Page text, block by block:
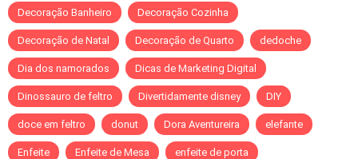
Decoração Banheiro Decoração Cozinha
Decoração de Natal Decoração de Quarto dedoche
Dia dos namorados Dicas de Marketing Digital
Dinossauro de feltro Divertidamente disney DIY
doce em feltro donut Dora Aventureira elefante
Enfeite Enfeite de Mesa enfeite de porta